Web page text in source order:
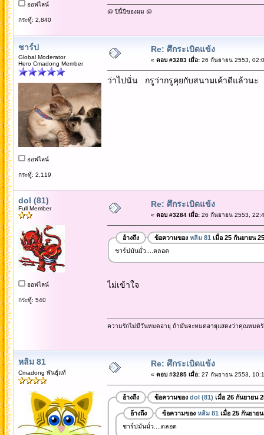
ออฟไลน์
กระทู้: 2,840
@ ปีนี้ปีของผม @
ชาร์ป
Global Moderator
Hero Cmadong Member
ออฟไลน์
กระทู้: 2,119
Re: ศึกระเบิดแข้ง
« ตอบ #3283 เมื่อ:26 กันยายน 2553,
ว่าไปนั่น กรูว่ากรูคุยกับสนามเค้าดีแล้วนะ
dol (81)
Full Member
ออฟไลน์
กระทู้: 540
Re: ศึกระเบิดแข้ง
« ตอบ #3284 เมื่อ:26 กันยายน 2553,
อ้างถึง ข้อความของ หลิม 81 เมื่อ 25 กันยายน
ชาร์ปมันมั่ว....ตลอด
ไม่เข้าใจ
ความรักไม่มีวันหมดอายุ ถ้ามันจะหมดอายุแสดงว่าคุณหมดรั
หลิม 81
Cmadong พันธุ์แท้
Re: ศึกระเบิดแข้ง
« ตอบ #3285 เมื่อ:27 กันยายน 2553,
อ้างถึง ข้อความของ dol (81) เมื่อ 26 กันยายน
อ้างถึง ข้อความของ หลิม 81 เมื่อ 25 กันยาย
ชาร์ปมันมั่ว....ตลอด